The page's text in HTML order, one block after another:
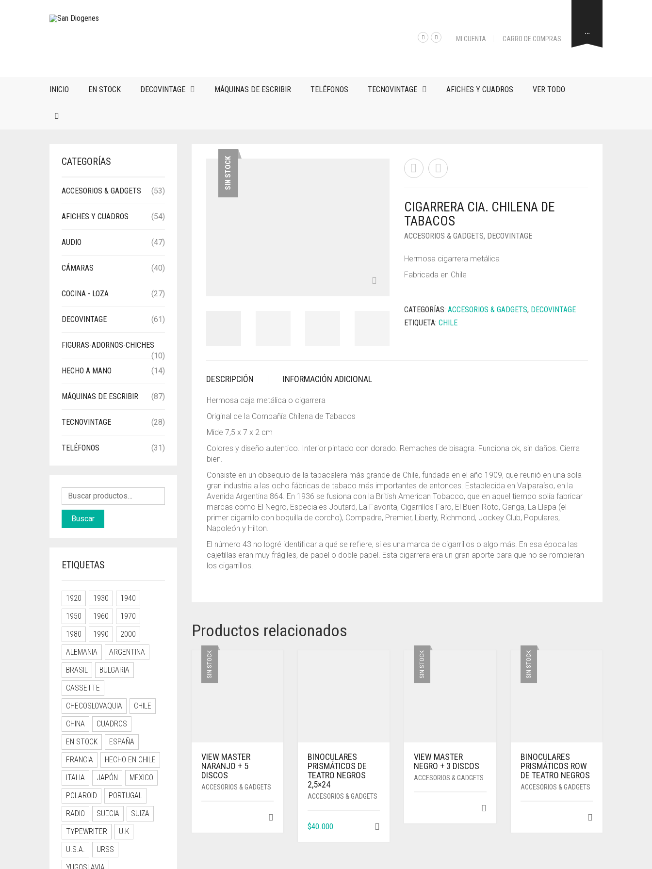
MI CUENTA CARRO DE COMPRAS
…
INICIO EN STOCK DECOVINTAGE MÁQUINAS DE ESCRIBIR TELÉFONOS TECNOVINTAGE AFICHES Y CUADROS VER TODO
SIN STOCK
CIGARRERA CIA. CHILENA DE
TABACOS
ACCESORIOS & GADGETS, DECOVINTAGE
Hermosa cigarrera metálica
Fabricada en Chile
CATEGORÍAS:ACCESORIOS & GADGETS, DECOVINTAGE
ETIQUETA:CHILE
DESCRIPCIÓN INFORMACIÓN ADICIONAL
Hermosa caja metálica o cigarrera
Original de la Compañía Chilena de Tabacos
Mide 7,5 x 7 x 2 cm
Colores y diseño autentico. Interior pintado con dorado. Remaches de bisagra. Funciona ok, sin daños. Cierra
bien.
Consiste en un obsequio de la tabacalera más grande de Chile, fundada en el año 1909, que reunió en una sola
gran industria a las ocho fábricas de tabaco más importantes de entonces. Establecida en Valparaíso, en la
Avenida Argentina 864. En 1936 se fusiona con la British American Tobacco, que en aquel tiempo solía fabricar
marcas como El Negro, Especiales Joutard, La Favorita, Cigarrillos Faro, El Buen Roto, Ganga, La Llapa (el
primer cigarrillo con boquilla de corcho), Compadre, Premier, Liberty, Richmond, Jockey Club, Populares,
Napoleón y Hilton.
El número 43 no logré identificar a qué se refiere, si es una marca de cigarrillos o algo más. En esa época las
cajetillas eran muy frágiles, de papel o doble papel. Esta cigarrera era un gran aporte para que no se rompieran
los cigarrillos.
Productos relacionados
SIN STOCK
VIEW MASTER
NARANJO + 5
DISCOS
ACCESORIOS & GADGETS
BINOCULARES
PRISMÁTICOS DE
TEATRO NEGROS
2,5×24
ACCESORIOS & GADGETS
$40.000
SIN STOCK
VIEW MASTER
NEGRO + 3 DISCOS
ACCESORIOS & GADGETS
SIN STOCK
BINOCULARES
PRISMÁTICOS ROW
DE TEATRO NEGROS
ACCESORIOS & GADGETS
CATEGORÍAS
ACCESORIOS & GADGETS (53)
AFICHES Y CUADROS (54)
AUDIO (47)
CÁMARAS (40)
COCINA - LOZA (27)
DECOVINTAGE (61)
FIGURAS-ADORNOS-CHICHES
(10)
HECHO A MANO
(14)
MÁQUINAS DE ESCRIBIR (87)
TECNOVINTAGE (28)
TELÉFONOS (31)
Buscar
ETIQUETAS
1920 1930
1940
1950
1960
1970
1980
1990
2000
ALEMANIA
ARGENTINA
BRASIL
BULGARIA
CASSETTE
CHECOSLOVAQUIA
CHILE
CHINA
CUADROS
EN STOCK
ESPAÑA
FRANCIA
HECHO EN CHILE
ITALIA
JAPÓN
MEXICO
POLAROID
PORTUGAL
RADIO
SUECIA
SUIZA
TYPEWRITER
U.K
U.S.A.
URSS